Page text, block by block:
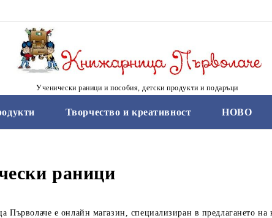
Ученически раници и пособия, детски продукти и подаръци
Творчество и креативност НОВО
раници
Първолаче е онлайн магазин, специализиран в предлагането на